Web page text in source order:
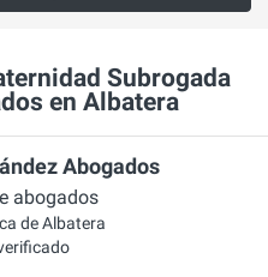
Subrogada
en Albatera
Abogados
abogados
de Albatera